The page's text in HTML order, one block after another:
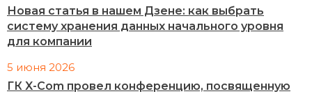
Новая статья в нашем Дзене: как выбрать
систему хранения данных начального уровня
для компании
5 июня 2026
ГК X-Com провел конференцию, посвященную